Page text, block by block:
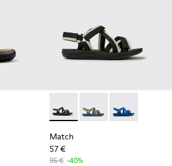
Match - K100781-001 -
Match - K100781-008
Match -
Match
57 €
95 € -40%